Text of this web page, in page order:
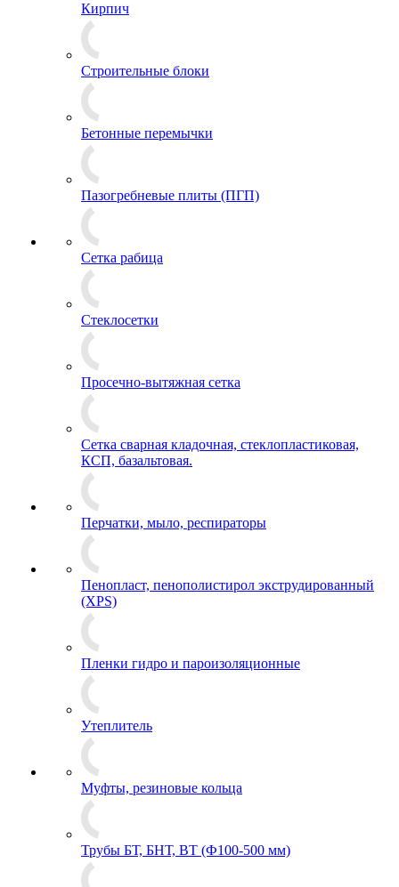
Кирпич
Строительные блоки
Бетонные перемычки
Пазогребневые плиты (ПГП)
Сетка рабица
Стеклосетки
Просечно-вытяжная сетка
Сетка сварная кладочная, стеклопластиковая,
КСП, базальтовая.
Перчатки, мыло, респираторы
Пенопласт, пенополистирол экструдированный
(XPS)
Пленки гидро и пароизоляционные
Утеплитель
Муфты, резиновые кольца
Трубы БТ, БНТ, ВТ (Ф100-500 мм)